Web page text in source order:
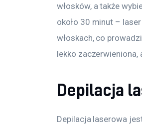
włosków, a także
około 30 minut –
włoskach, co
lekko zaczerwieniona,
Depilacja
Depilacja laserowa